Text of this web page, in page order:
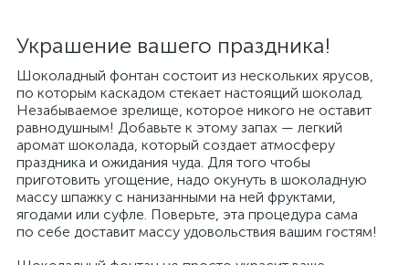
Украшение вашего праздника!
Шоколадный фонтан состоит из нескольких ярусов,
по которым каскадом стекает настоящий шоколад.
Незабываемое зрелище, которое никого не оставит
равнодушным! Добавьте к этому запах — легкий
аромат шоколада, который создает атмосферу
праздника и ожидания чуда. Для того чтобы
приготовить угощение, надо окунуть в шоколадную
массу шпажку с нанизанными на ней фруктами,
ягодами или суфле. Поверьте, эта процедура сама
по себе доставит массу удовольствия вашим гостям!